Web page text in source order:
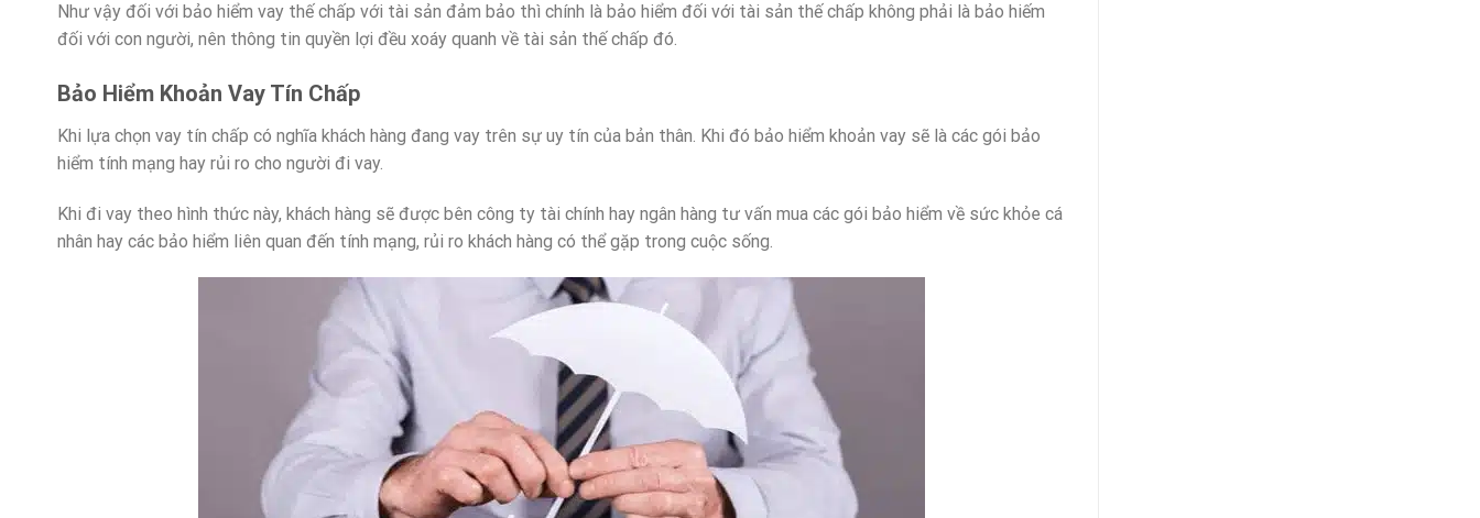
Như vậy đối với bảo hiểm vay thế chấp với tài sản đảm bảo thì chính là bảo hiểm đối với tài sản thế chấp không phải là bảo hiếm
đối với con người, nên thông tin quyền lợi đều xoáy quanh về tài sản thế chấp đó.
Bảo Hiểm Khoản Vay Tín Chấp
Khi lựa chọn vay tín chấp có nghĩa khách hàng đang vay trên sự uy tín của bản thân. Khi đó bảo hiểm khoản vay sẽ là các gói bảo
hiểm tính mạng hay rủi ro cho người đi vay.
Khi đi vay theo hình thức này, khách hàng sẽ được bên công ty tài chính hay ngân hàng tư vấn mua các gói bảo hiểm về sức khỏe cá
nhân hay các bảo hiểm liên quan đến tính mạng, rủi ro khách hàng có thể gặp trong cuộc sống.